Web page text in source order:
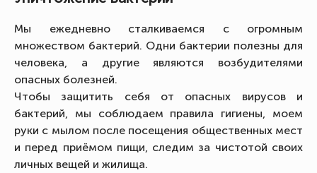
Мы ежедневно сталкиваемся с огромным
множеством бактерий. Одни бактерии полезны для
человека, а другие являются возбудителями
опасных болезней.
Чтобы защитить себя от опасных вирусов и
бактерий, мы соблюдаем правила гигиены, моем
руки с мылом после посещения общественных мест
и перед приёмом пищи, следим за чистотой своих
личных вещей и жилища.